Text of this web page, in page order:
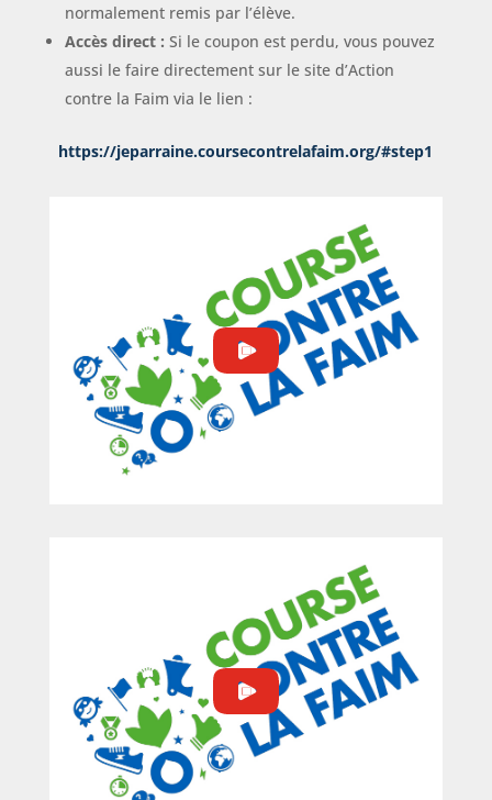
normalement remis par l’élève.
Accès direct : Si le coupon est perdu, vous pouvez
aussi le faire directement sur le site d’Action
contre la Faim via le lien :
https://jeparraine.coursecontrelafaim.org/#step1